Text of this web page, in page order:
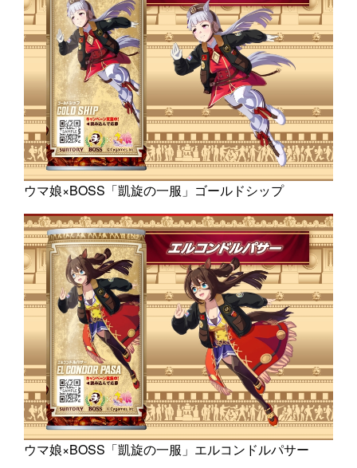
ウマ娘×BOSS「凱旋の一服」ゴールドシップ
ウマ娘×BOSS「凱旋の一服」エルコンドルパサー